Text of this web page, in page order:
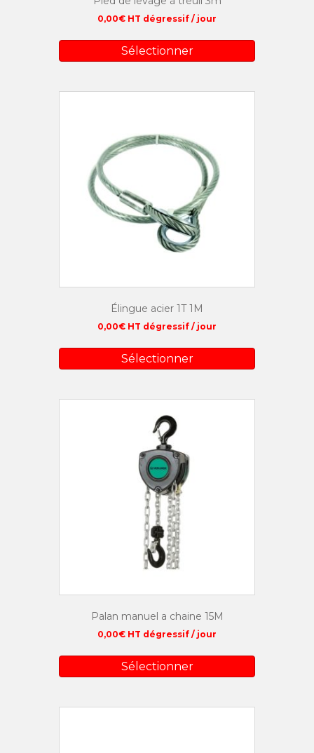
0,00€ HT dégressif / jour
Sélectionner
Élingue acier 1T 1M
0,00€ HT dégressif / jour
Sélectionner
Palan manuel a chaine 15M
0,00€ HT dégressif / jour
Sélectionner